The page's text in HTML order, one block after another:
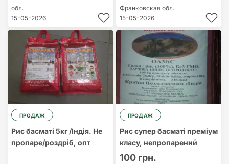
обл.
15-05-2026
Франковская обл.
15-05-2026
ПРОДАЖ
Рис басматi 5кг /Iндiя. Не
пропаре/роздрiб, опт
ПРОДАЖ
Рис супер басматі преміум
класу, непропарений
100 грн.